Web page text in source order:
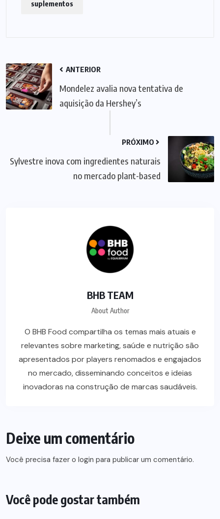
suplementos
ANTERIOR
Mondelez avalia nova tentativa de
aquisição da Hershey’s
PRÓXIMO
Sylvestre inova com ingredientes naturais
no mercado plant-based
BHB TEAM
About Author
O BHB Food compartilha os temas mais atuais e
relevantes sobre marketing, saúde e nutrição são
apresentados por players renomados e engajados
no mercado, disseminando conceitos e ideias
inovadoras na construção de marcas saudáveis.
Deixe um comentário
Você precisa fazer o login para publicar um comentário.
Você pode gostar também